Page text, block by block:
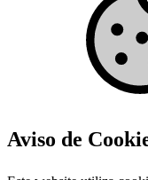
Aviso de